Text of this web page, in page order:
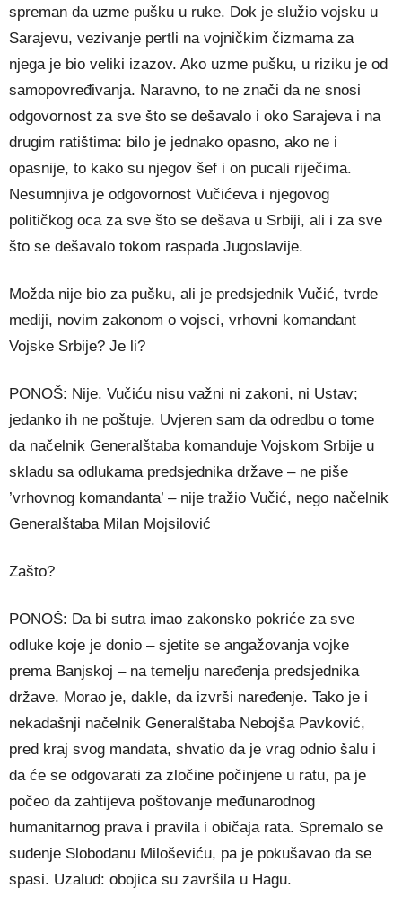
spreman da uzme pušku u ruke. Dok je služio vojsku u
Sarajevu, vezivanje pertli na vojničkim čizmama za
njega je bio veliki izazov. Ako uzme pušku, u riziku je od
samopovređivanja. Naravno, to ne znači da ne snosi
odgovornost za sve što se dešavalo i oko Sarajeva i na
drugim ratištima: bilo je jednako opasno, ako ne i
opasnije, to kako su njegov šef i on pucali riječima.
Nesumnjiva je odgovornost Vučićeva i njegovog
političkog oca za sve što se dešava u Srbiji, ali i za sve
što se dešavalo tokom raspada Jugoslavije.
Možda nije bio za pušku, ali je predsjednik Vučić, tvrde
mediji, novim zakonom o vojsci, vrhovni komandant
Vojske Srbije? Je li?
PONOŠ: Nije. Vučiću nisu važni ni zakoni, ni Ustav;
jedanko ih ne poštuje. Uvjeren sam da odredbu o tome
da načelnik Generalštaba komanduje Vojskom Srbije u
skladu sa odlukama predsjednika države – ne piše
’vrhovnog komandanta’ – nije tražio Vučić, nego načelnik
Generalštaba Milan Mojsilović
Zašto?
PONOŠ: Da bi sutra imao zakonsko pokriće za sve
odluke koje je donio – sjetite se angažovanja vojke
prema Banjskoj – na temelju naređenja predsjednika
države. Morao je, dakle, da izvrši naređenje. Tako je i
nekadašnji načelnik Generalštaba Nebojša Pavković,
pred kraj svog mandata, shvatio da je vrag odnio šalu i
da će se odgovarati za zločine počinjene u ratu, pa je
počeo da zahtijeva poštovanje međunarodnog
humanitarnog prava i pravila i običaja rata. Spremalo se
suđenje Slobodanu Miloševiću, pa je pokušavao da se
spasi. Uzalud: obojica su završila u Hagu.